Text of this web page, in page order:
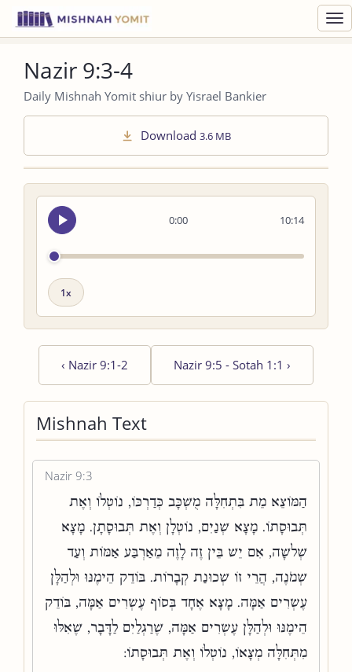
Nazir 9:3-4
Daily Mishnah Yomit shiur by Yisrael Bankier
Download 3.6 MB
0:00
Seek
audio
10:14
Playback
‹ Nazir 9:1-2 Nazir 9:5 - Sotah 1:1 ›
Mishnah Text
Nazir 9:3
הַמּוֹצֵא מֵת בִּתְחִלָּה מֻשְׁכָּב כְּדַרְכּוֹ, נוֹטְלוֹ וְאֶת
תְּבוּסָתוֹ. מָצָא שְׁנַיִם, נוֹטְלָן וְאֶת תְּבוּסָתָן. מָצָא
שְׁלשָׁה, אִם יֵשׁ בֵּין זֶה לָזֶה מֵאַרְבַּע אַמּוֹת וְעַד
שְׁמֹנֶה, הֲרֵי זוֹ שְׁכוּנַת קְבָרוֹת. בּוֹדֵק הֵימֶנּוּ וּלְהַלָּן
עֶשְׂרִים אַמָּה. מָצָא אֶחָד בְּסוֹף עֶשְׂרִים אַמָּה, בּוֹדֵק
הֵימֶנּוּ וּלְהַלָּן עֶשְׂרִים אַמָּה, שֶׁרַגְלַיִם לַדָּבָר, שֶׁאִלּוּ
מִתְּחִלָּה מְצָאוֹ, נוֹטְלוֹ וְאֶת תְּבוּסָתוֹ: